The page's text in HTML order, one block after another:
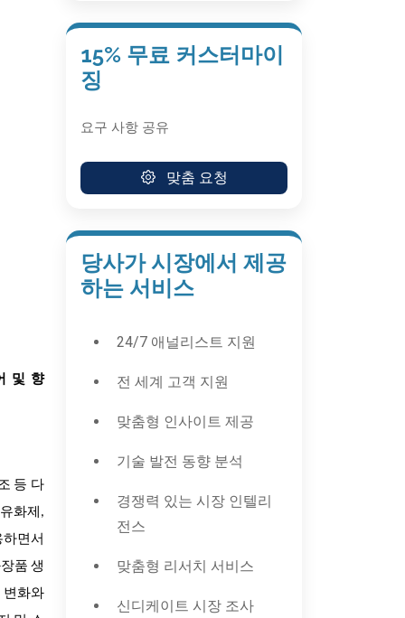
및 향
등 다
화제,
면서
품 생
변화와
15% 무료 커스터마이
징
요구 사항 공유
맞춤 요청
당사가 시장에서 제공
하는 서비스
24/7 애널리스트 지원
전 세계 고객 지원
맞춤형 인사이트 제공
기술 발전 동향 분석
경쟁력 있는 시장 인텔리
전스
맞춤형 리서치 서비스
신디케이트 시장 조사